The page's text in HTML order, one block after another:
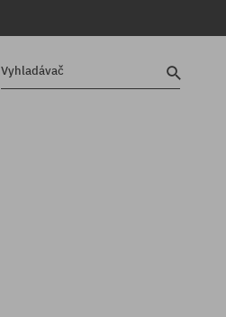
Vyhladávač